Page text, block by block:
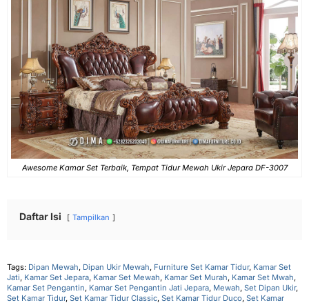
Awesome Kamar Set Terbaik, Tempat Tidur Mewah Ukir Jepara DF-3007
Daftar Isi Tampilkan
Tags: Dipan Mewah, Dipan Ukir Mewah, Furniture Set Kamar Tidur, Kamar Set
Jati, Kamar Set Jepara, Kamar Set Mewah, Kamar Set Murah, Kamar Set Mwah,
Kamar Set Pengantin, Kamar Set Pengantin Jati Jepara, Mewah, Set Dipan Ukir,
Set Kamar Tidur, Set Kamar Tidur Classic, Set Kamar Tidur Duco, Set Kamar